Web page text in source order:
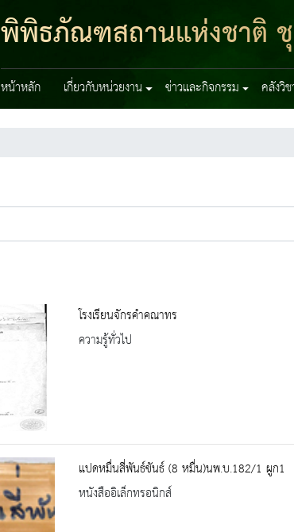
พิพิธภัณฑสถานแห่งชาติ
หน้าหลัก เกี่ยวกับหน่วยงาน ข่าวและกิจกรรม คลังวิ
โรงเรียนจักรคำคณาทร
ความรู้ทั่วไป
แปดหมื่นสี่พันธ์ขันธ์ (8 หมื่น)นพ.บ.182/1 ผูก1
หนังสืออิเล็กทรอนิกส์